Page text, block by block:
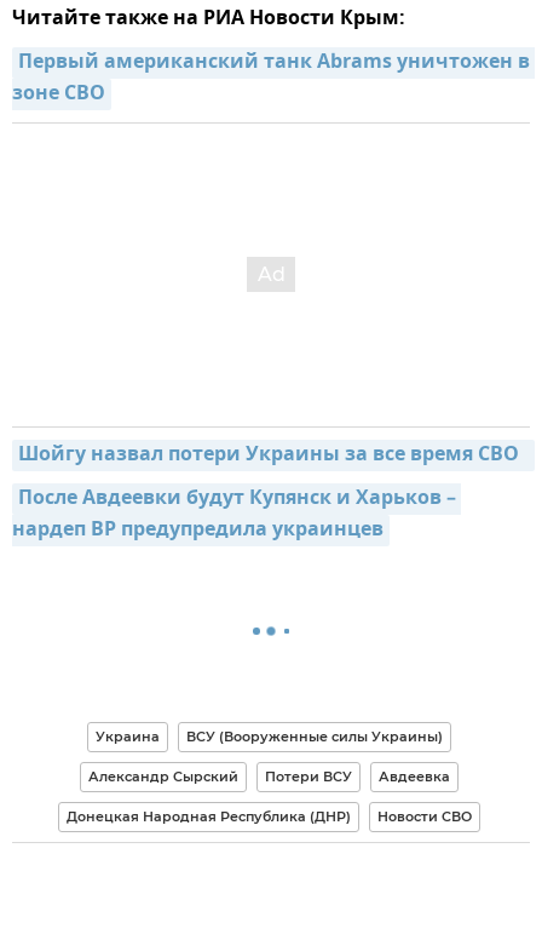
Читайте также на РИА Новости Крым:
Первый американский танк Abrams уничтожен в
зоне СВО
После Авдеевки будут Купянск и Харьков –
нардеп ВР предупредила украинцев
Украина ВСУ (Вооруженные силы Украины)
Александр Сырский Потери ВСУ Авдеевка
Донецкая Народная Республика (ДНР) Новости СВО